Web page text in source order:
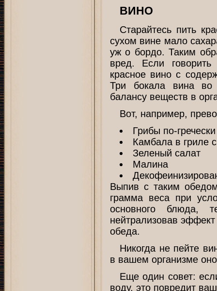
ВИНО
Старайтесь пить
сухом вине мало
уж о бордо. Таким
вред. Если
красное вино с
Три бокала вина
балансу веществ в
Вот, например,
Грибы по-гречески
Камбала в гриле
Зеленый салат
Малина
Выпив с таким
грамма веса при
основного блюда,
нейтрализовав
обеда.
Никогда не пейте
в вашем организме
Еще один совет:
воду, это повредит